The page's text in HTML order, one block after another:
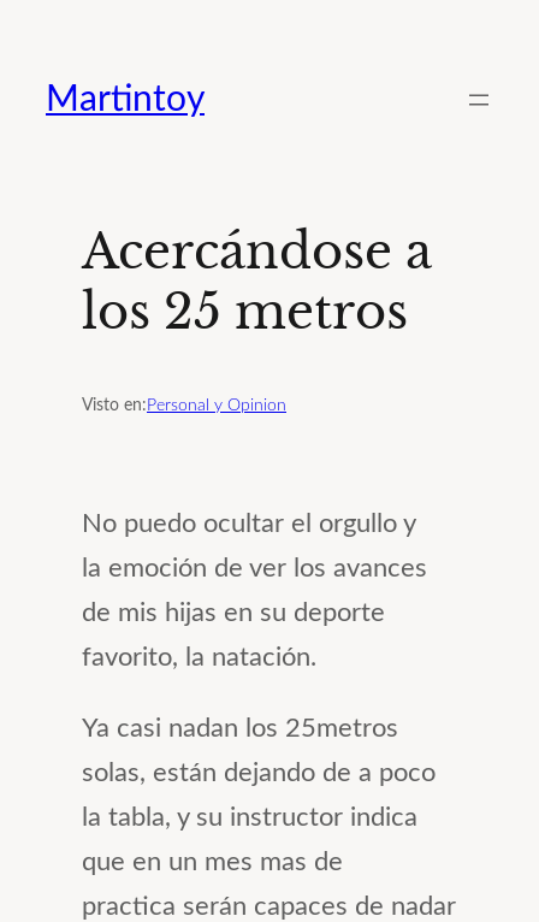
contenido
Martintoy
Acercándose a
los 25 metros
Visto en: Personal y Opinion
No puedo ocultar el orgullo y
la emoción de ver los avances
de mis hijas en su deporte
favorito, la natación.
Ya casi nadan los 25metros
solas, están dejando de a poco
la tabla, y su instructor indica
que en un mes mas de
practica serán capaces de nadar